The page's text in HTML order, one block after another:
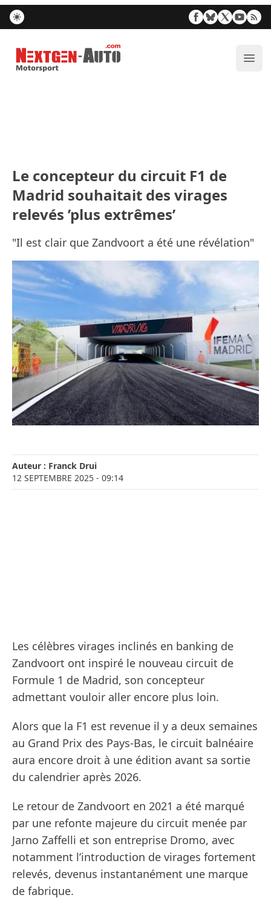
Nextgen-Auto.com
Le concepteur du circuit F1 de
Madrid souhaitait des virages
relevés ’plus extrêmes’
"Il est clair que Zandvoort a été une révélation"
Auteur : Franck Drui
12 SEPTEMBRE 2025 - 09:14
Les célèbres virages inclinés en banking de
Zandvoort ont inspiré le nouveau circuit de
Formule 1 de Madrid, son concepteur
admettant vouloir aller encore plus loin.
Alors que la F1 est revenue il y a deux semaines
au Grand Prix des Pays-Bas, le circuit balnéaire
aura encore droit à une édition avant sa sortie
du calendrier après 2026.
Le retour de Zandvoort en 2021 a été marqué
par une refonte majeure du circuit menée par
Jarno Zaffelli et son entreprise Dromo, avec
notamment l’introduction de virages fortement
relevés, devenus instantanément une marque
de fabrique.